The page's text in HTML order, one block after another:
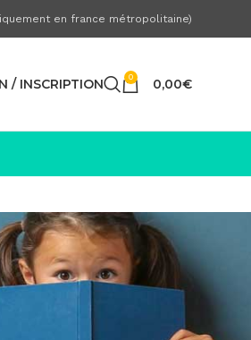
en france métropolitaine)
/ INSCRIPTION 0 0,00€